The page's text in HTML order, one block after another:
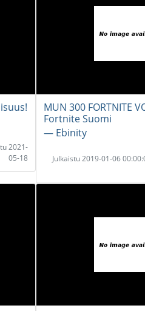
2021-
05-18
MUN 300 FORTNITE
Fortnite Suomi
― Ebinity
Julkaistu 2019-01-06